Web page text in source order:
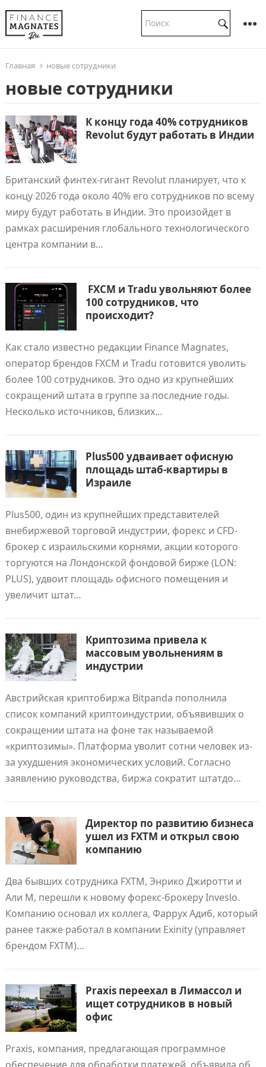
Главная новые сотрудники
новые сотрудники
К концу года 40% сотрудников
Revolut будут работать в Индии
Британский финтех-гигант Revolut планирует, что к
концу 2026 года около 40% его сотрудников по всему
миру будут работать в Индии. Это произойдет в
рамках расширения глобального технологического
центра компании в…
FXCM и Tradu увольняют более
100 сотрудников, что
происходит?
Как стало известно редакции Finance Magnates,
оператор брендов FXCM и Tradu готовится уволить
более 100 сотрудников. Это одно из крупнейших
сокращений штата в группе за последние годы.
Несколько источников, близких…
Plus500 удваивает офисную
площадь штаб-квартиры в
Израиле
Plus500, один из крупнейших представителей
внебиржевой торговой индустрии, форекс и CFD-
брокер с израильскими корнями, акции которого
торгуются на Лондонской фондовой бирже (LON:
PLUS), удвоит площадь офисного помещения и
увеличит штат…
Криптозима привела к
массовым увольнениям в
индустрии
Австрийская криптобиржа Bitpanda пополнила
список компаний криптоиндустрии, объявивших о
сокращении штата на фоне так называемой
«криптозимы». Платформа уволит сотни человек из-
за ухудшения экономических условий. Согласно
заявлению руководства, биржа сократит штатдо…
Директор по развитию бизнеса
ушел из FXTM и открыл свою
компанию
Два бывших сотрудника FXTM, Энрико Джиротти и
Али М, перешли к новому форекс-брокеру Inveslo.
Компанию основал их коллега, Фаррух Адиб, который
ранее также работал в компании Exinity (управляет
брендом FXTM)…
Praxis переехал в Лимассол и
ищет сотрудников в новый
офис
Praxis, компания, предлагающая программное